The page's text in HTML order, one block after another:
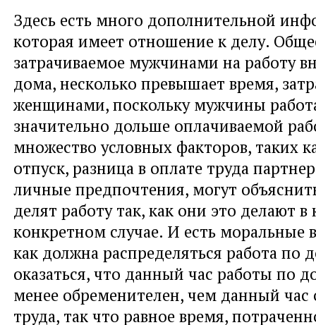
Здесь есть много дополнительной
которая имеет отношение к делу.
затрачиваемое мужчинами на работу
дома, несколько превышает время,
женщинами, поскольку мужчины
значительно дольше оплачиваемой
множество условных факторов, таких
отпуск, разница в оплате труда
личные предпочтения, могут
делят работу так, как они это делают
конкретном случае. И есть моральные
как должна распределяться работа по
оказаться, что данный час работы по
менее обременителен, чем данный час
труда, так что равное время,